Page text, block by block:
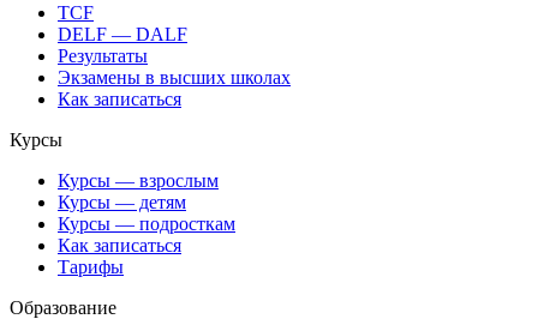
TCF
DELF — DALF
Результаты
Экзамены в высших школах
Как записаться
Курсы
Курсы — взрослым
Курсы — детям
Курсы — подросткам
Как записаться
Тарифы
Образование